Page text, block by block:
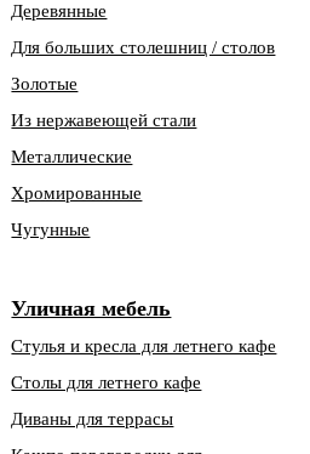
Деревянные
Для больших столешниц / столов
Золотые
Из нержавеющей стали
Металлические
Хромированные
Чугунные
Уличная мебель
Стулья и кресла для летнего кафе
Столы для летнего кафе
Диваны для террасы